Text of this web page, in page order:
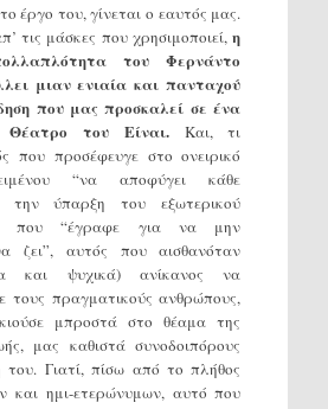
έργο του, γίνεται ο εαυτός μας.
τις μάσκες που χρησιμοποιεί,η
του Φερνάντο
μιαν ενιαία και πανταχού
που μας προσκαλεί σε ένα
Θέατρο του Είναι.Και, τι
που προσέφευγε στο ονειρικό
“να αποφύγει κάθε
την ύπαρξη του εξωτερικού
που “έγραφε για να μην
ζει”, αυτός που αισθανόταν
και ψυχικά) ανίκανος να
τους πραγματικούς ανθρώπους,
μπροστά στο θέαμα της
μας καθιστά συνοδοιπόρους
του. Γιατί, πίσω από το πλήθος
και ημι-ετερώνυμων, αυτό που